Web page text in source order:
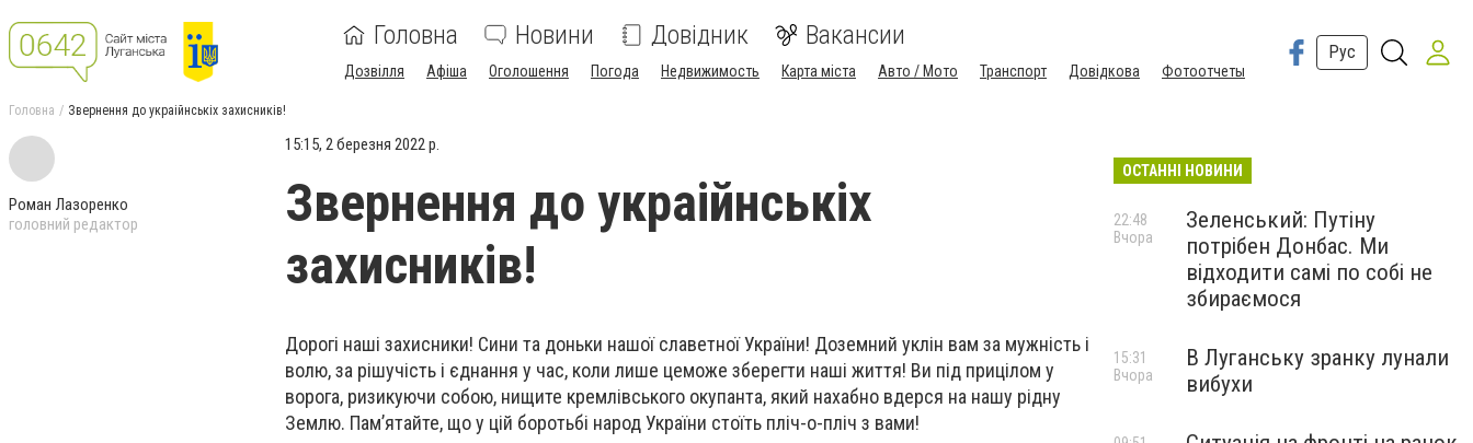
Головна Новини Довідник Вакансии
Дозвілля Афіша Оголошення Погода Недвижимость Карта міста Авто / Мото Транспорт Довідкова Фотоотчеты
Рус
Головна Звернення до украійнськіх захисників!
Роман Лазоренко
головний редактор
15:15, 2 березня 2022 р.
Звернення до украійнськіх
захисників!
Дорогі наші захисники! Сини та доньки нашої славетної України! Доземний уклін вам за мужність і
волю, за рішучість і єднання у час, коли лише цеможе зберегти наші життя! Ви під прицілом у
ворога, ризикуючи собою, нищите кремлівського окупанта, який нахабно вдерся на нашу рідну
Землю. Пам’ятайте, що у цій боротьбі народ України стоїть пліч-о-пліч з вами!
ОСТАННІ НОВИНИ
Зеленський: Путіну
потрібен Донбас. Ми
відходити самі по собі не
збираємося
22:48
Вчора
В Луганську зранку лунали
вибухи
15:31
Вчора